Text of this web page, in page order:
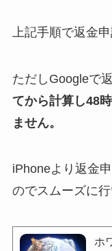
上記手順で返金
ただしGoogleで
てから計算し48
ません。
iPhoneより返金
のでスムーズに行
ホ